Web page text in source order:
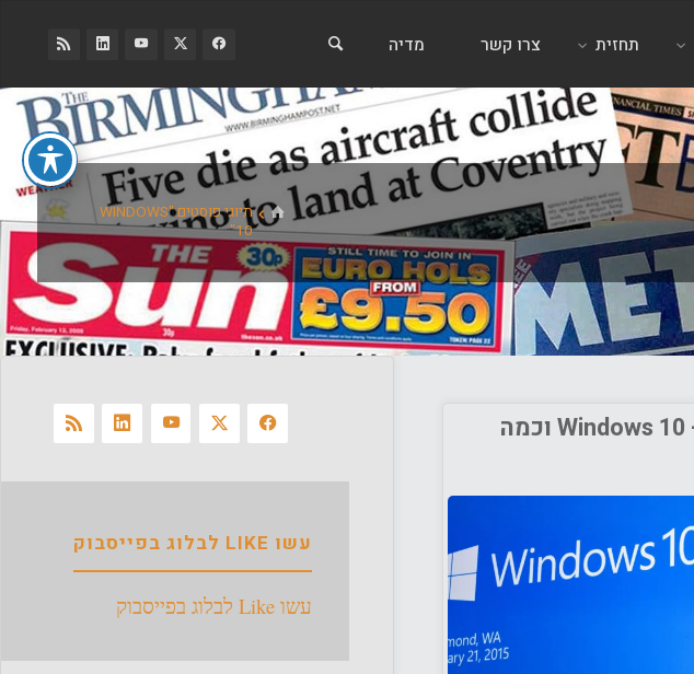
תחזית צרו קשר מדיה
בית
תיוגי פוסטים "WINDOWS
10"
רשמים ראשונים מ- Windows 10 וכמה
עשו LIKE לבלוג בפייסבוק
עשו Like לבלוג בפייסבוק